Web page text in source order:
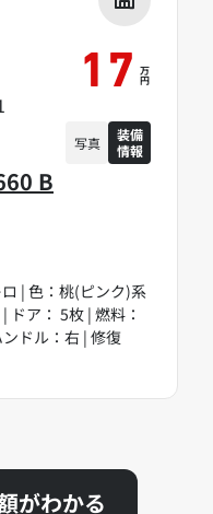
B
| 色：桃(ピンク)系
ドア： 5枚 | 燃料：
ドル：右 | 修復
17 万
円
写真
装備
情報
がわかる